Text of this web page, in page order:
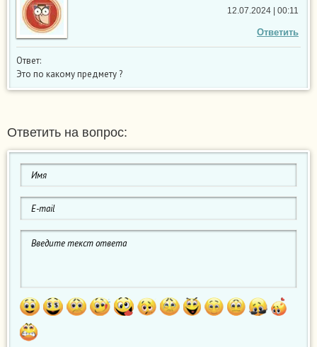
Ответить
12.07.2024 | 00:11
Ответ:
Это по какому предмету ?
Ответить на вопрос: